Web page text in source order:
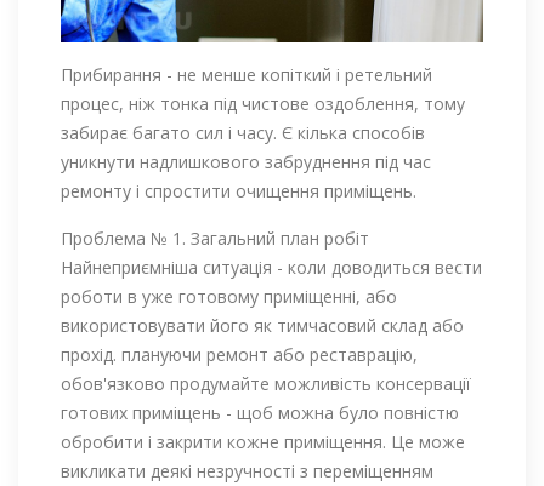
Прибирання - не менше копіткий і ретельний
процес, ніж тонка під чистове оздоблення, тому
забирає багато сил і часу. Є кілька способів
уникнути надлишкового забруднення під час
ремонту і спростити очищення приміщень.
Проблема № 1. Загальний план робіт
Найнеприємніша ситуація - коли доводиться вести
роботи в уже готовому приміщенні, або
використовувати його як тимчасовий склад або
прохід. плануючи ремонт або реставрацію,
обов'язково продумайте можливість консервації
готових приміщень - щоб можна було повністю
обробити і закрити кожне приміщення. Це може
викликати деякі незручності з переміщенням